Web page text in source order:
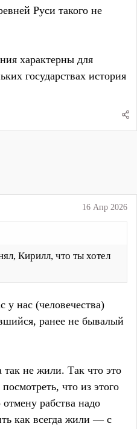
Руси такого не
характерны для
государствах история
16 Апр 2026
Кирилл, что ты хотел
у нас (человечества)
ранее не бывалый
так не жили. Так что это
что из этого
рабства надо
как всегда жили — с